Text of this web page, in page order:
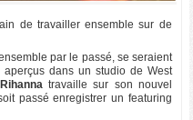
de travailler ensemble sur de
par le passé, se seraient
dans un studio de West
Rihannatravaille sur son nouvel
passé enregistrer un featuring